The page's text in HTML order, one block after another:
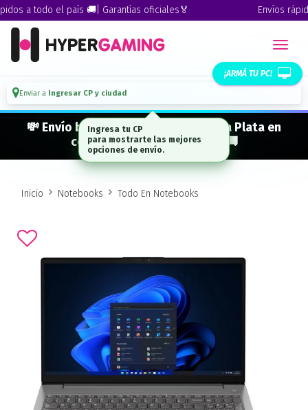
a todo el país 🚚| Garantías oficiales🏅 Envíos
¡ARMÁ TU PC!
Enviar a Ingresar CP y ciudad
💸 Envío bonificado a CABA · GBA · La Plata en
compras desde $ 300.000* 🚚
Inicio Notebooks Todo En Notebooks
Ingresa tu CP
para mostrarte las mejores
opciones de envío.